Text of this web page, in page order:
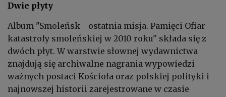
Dwie płyty
Album "Smoleńsk - ostatnia misja. Pamięci Ofiar
katastrofy smoleńskiej w 2010 roku" składa się z
dwóch płyt. W warstwie słownej wydawnictwa
znajdują się archiwalne nagrania wypowiedzi
ważnych postaci Kościoła oraz polskiej polityki i
najnowszej historii zarejestrowane w czasie